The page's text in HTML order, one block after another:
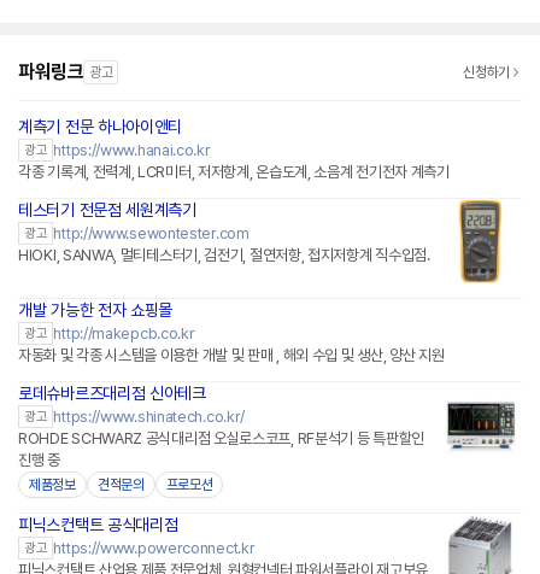
파워링크 광고 신청하기
계측기 전문 하나아이앤티
광고 https://www.hanai.co.kr
각종 기록계, 전력계, LCR미터, 저저항계, 온습도계, 소음계 전기전자 계측기
테스터기 전문점 세원계측기
광고 http://www.sewontester.com
HIOKI, SANWA, 멀티테스터기, 검전기, 절연저항, 접지저항계 직수입점.
개발 가능한 전자 쇼핑몰
광고 http://makepcb.co.kr
자동화 및 각종 시스템을 이용한 개발 및 판매 , 해외 수입 및 생산, 양산 지원
로데슈바르즈대리점 신아테크
광고 https://www.shinatech.co.kr/
ROHDE SCHWARZ 공식대리점 오실로스코프, RF분석기 등 특판할인
진행 중
제품정보 견적문의 프로모션
피닉스컨택트 공식대리점
광고 https://www.powerconnect.kr
피닉스컨택트 산업용 제품 전문업체, 원형컨넥터 파워서플라이 재고보유